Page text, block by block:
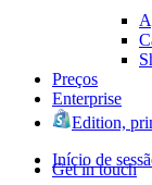
Preços
Enterprise
Edition,
Início de
Get in touch